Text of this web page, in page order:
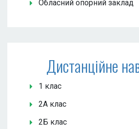
Обласний опорний заклад
Дистанційне
1 клас
2А клас
2Б клас